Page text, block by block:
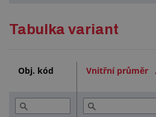
Tabulka variant
Obj. kód Vnitřní průměr